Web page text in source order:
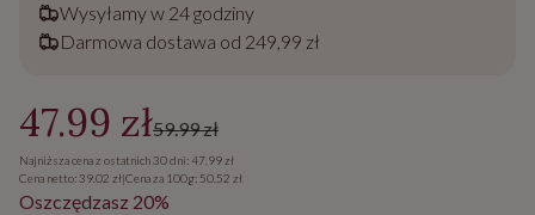
Wysyłamy w 24 godziny
Darmowa dostawa od 249,99 zł
47.99 zł59.99 zł
Najniższa cena z ostatnich 30 dni: 47.99 zł
Cena netto: 39.02 zł|Cena za 100g: 50.52 zł
Oszczędzasz 20%